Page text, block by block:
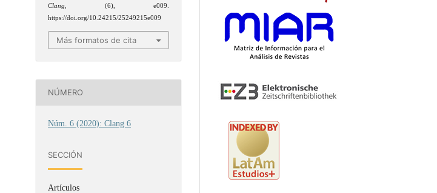
Clang, (6), e009.
https://doi.org/10.24215/25249215e009
Más formatos de cita
NÚMERO
Núm. 6 (2020): Clang 6
SECCIÓN
Artículos